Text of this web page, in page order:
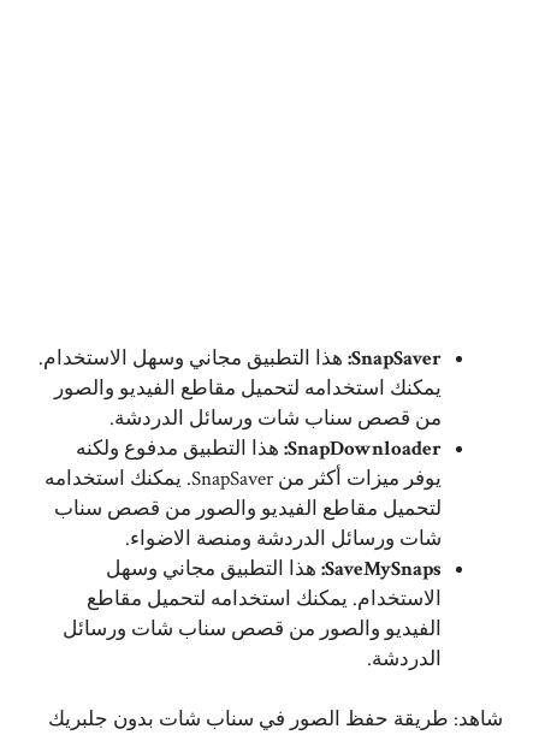
SnapSaver: هذا التطبيق مجاني وسهل الاستخدام.
يمكنك استخدامه لتحميل مقاطع الفيديو والصور
من قصص سناب شات ورسائل الدردشة.
SnapDownloader: هذا التطبيق مدفوع ولكنه
يوفر ميزات أكثر من SnapSaver. يمكنك استخدامه
لتحميل مقاطع الفيديو والصور من قصص سناب
شات ورسائل الدردشة ومنصة الاضواء.
SaveMySnaps: هذا التطبيق مجاني وسهل
الاستخدام. يمكنك استخدامه لتحميل مقاطع
الفيديو والصور من قصص سناب شات ورسائل
الدردشة.
شاهد: طريقة حفظ الصور في سناب شات بدون جلبريك